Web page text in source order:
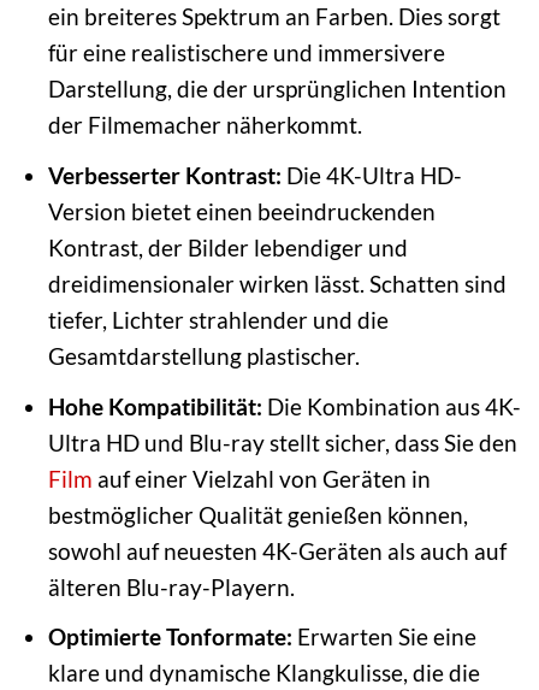
ein breiteres Spektrum an Farben. Dies sorgt
für eine realistischere und immersivere
Darstellung, die der ursprünglichen Intention
der Filmemacher näherkommt.
Verbesserter Kontrast: Die 4K-Ultra HD-
Version bietet einen beeindruckenden
Kontrast, der Bilder lebendiger und
dreidimensionaler wirken lässt. Schatten sind
tiefer, Lichter strahlender und die
Gesamtdarstellung plastischer.
Hohe Kompatibilität: Die Kombination aus 4K-
Ultra HD und Blu-ray stellt sicher, dass Sie den
Film auf einer Vielzahl von Geräten in
bestmöglicher Qualität genießen können,
sowohl auf neuesten 4K-Geräten als auch auf
älteren Blu-ray-Playern.
Optimierte Tonformate: Erwarten Sie eine
klare und dynamische Klangkulisse, die die